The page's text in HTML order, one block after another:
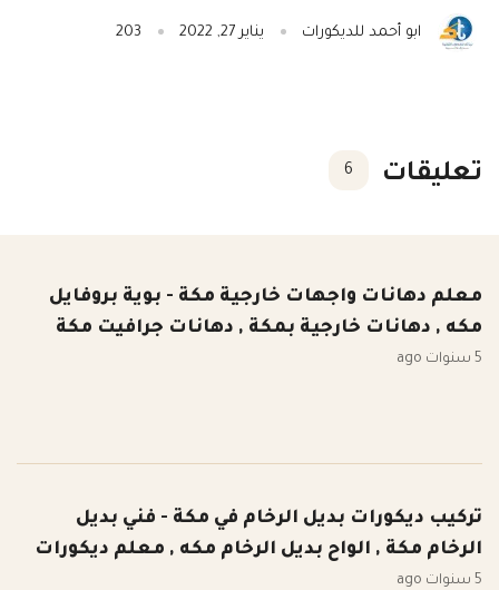
ابو أحمد للديكورات يناير 27, 2022 203
تعليقات 6
معلم دهانات واجهات خارجية مكة - بوية بروفايل
مكه , دهانات خارجية بمكة , دهانات جرافيت مكة
5 سنوات ago
تركيب ديكورات بديل الرخام في مكة - فني بديل
الرخام مكة , الواح بديل الرخام مكه , معلم ديكورات
5 سنوات ago